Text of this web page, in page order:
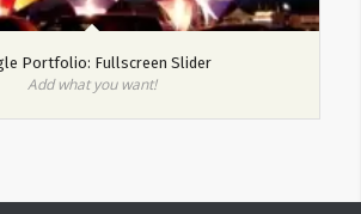
Portfolio: Fullscreen Slider
Add what you want!